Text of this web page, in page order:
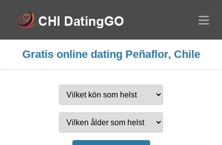
Gratis online dating Peñaflor, Chile